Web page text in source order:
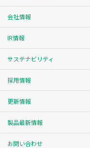
会社情報
IR情報
サステナビリティ
採用情報
更新情報
製品最新情報
お問い合わせ